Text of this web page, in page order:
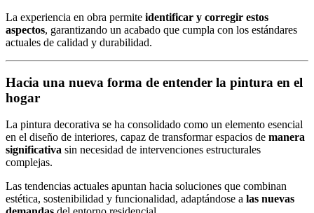
La experiencia en obra permite identificar y corregir estos
aspectos, garantizando un acabado que cumpla con los estándares
actuales de calidad y durabilidad.
Hacia una nueva forma de entender la pintura en el
hogar
La pintura decorativa se ha consolidado como un elemento esencial
en el diseño de interiores, capaz de transformar espacios de manera
significativa sin necesidad de intervenciones estructurales
complejas.
Las tendencias actuales apuntan hacia soluciones que combinan
estética, sostenibilidad y funcionalidad, adaptándose a las nuevas